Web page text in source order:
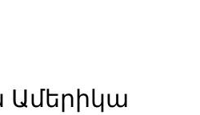
Ամերիկա